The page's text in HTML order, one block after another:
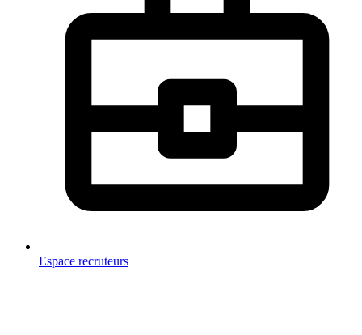
Espace recruteurs